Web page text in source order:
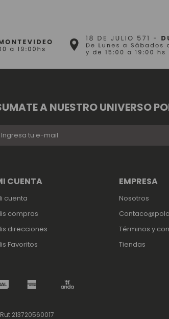
EMPRESA
Nosotros
Términos y
Tiendas
CUENTA
cuenta
compras
direcciones
Favoritos
A NUESTRO UNIVERSO
213720560017